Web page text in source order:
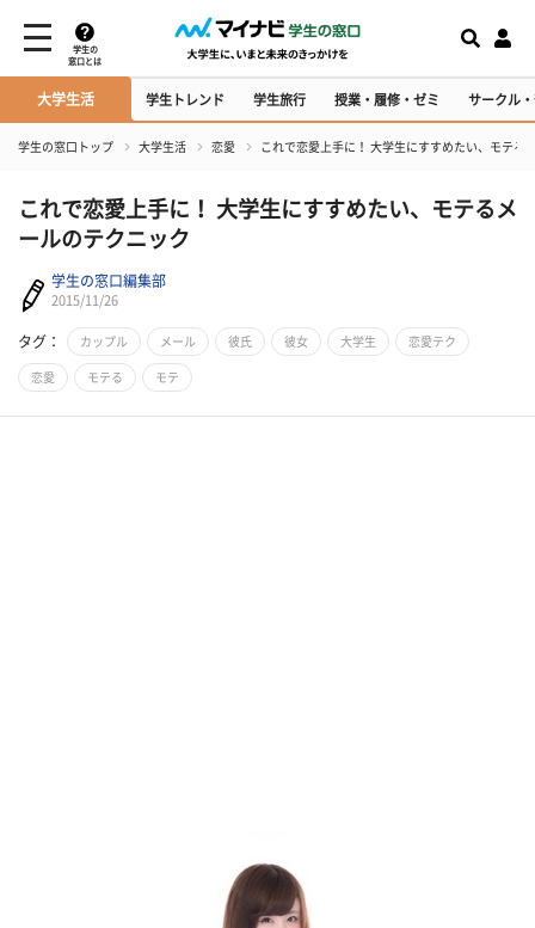
学生の
窓口とは
大学生活 学生トレンド 学生旅行 授業・履修・ゼミ サークル
学生の窓口トップ 大学生活 恋愛 これで恋愛上手に！ 大学生にすすめたい、モテる
これで恋愛上手に！ 大学生にすすめたい、モテるメ
ールのテクニック
学生の窓口編集部
2015/11/26
タグ： カップル メール 彼氏 彼女 大学生 恋愛テク
恋愛 モテる モテ